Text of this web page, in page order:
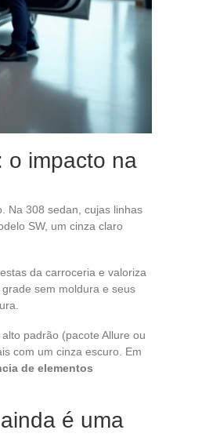
o impacto na
Na 308 sedan, cujas linhas
SW, um cinza claro
da carroceria e valoriza
sem moldura e seus
padrão (pacote Allure ou
com um cinza escuro. Em
de elementos
é uma